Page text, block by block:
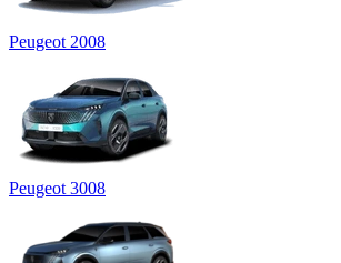
Peugeot 2008
Peugeot 3008